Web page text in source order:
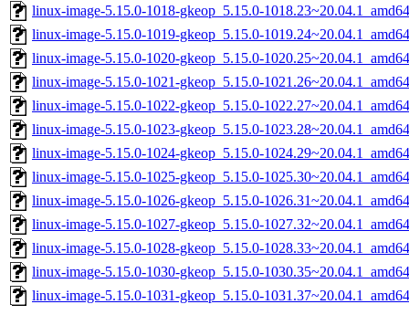
linux-image-5.15.0-1018-gkeop_5.15.0-
linux-image-5.15.0-1019-gkeop_5.15.0-
linux-image-5.15.0-1020-gkeop_5.15.0-
linux-image-5.15.0-1021-gkeop_5.15.0-
linux-image-5.15.0-1022-gkeop_5.15.0-
linux-image-5.15.0-1023-gkeop_5.15.0-
linux-image-5.15.0-1024-gkeop_5.15.0-
linux-image-5.15.0-1025-gkeop_5.15.0-
linux-image-5.15.0-1026-gkeop_5.15.0-
linux-image-5.15.0-1027-gkeop_5.15.0-
linux-image-5.15.0-1028-gkeop_5.15.0-
linux-image-5.15.0-1030-gkeop_5.15.0-
linux-image-5.15.0-1031-gkeop_5.15.0-